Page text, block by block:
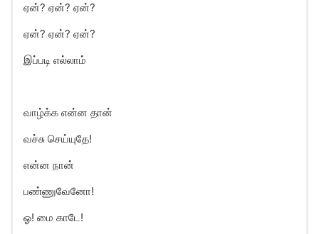
ஏன்? ஏன்? ஏன்?
ஏன்? ஏன்? ஏன்?
இப்படி எல்லாம்
வாழ்க்க என்ன தான்
வச்சு செய்யுதே!
என்ன நான்
பண்ணுவேனோ!
ஓ! மை காடே!